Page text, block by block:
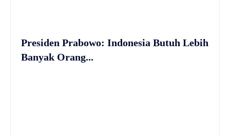
Presiden Prabowo: Indonesia Butuh Lebih
Banyak Orang...